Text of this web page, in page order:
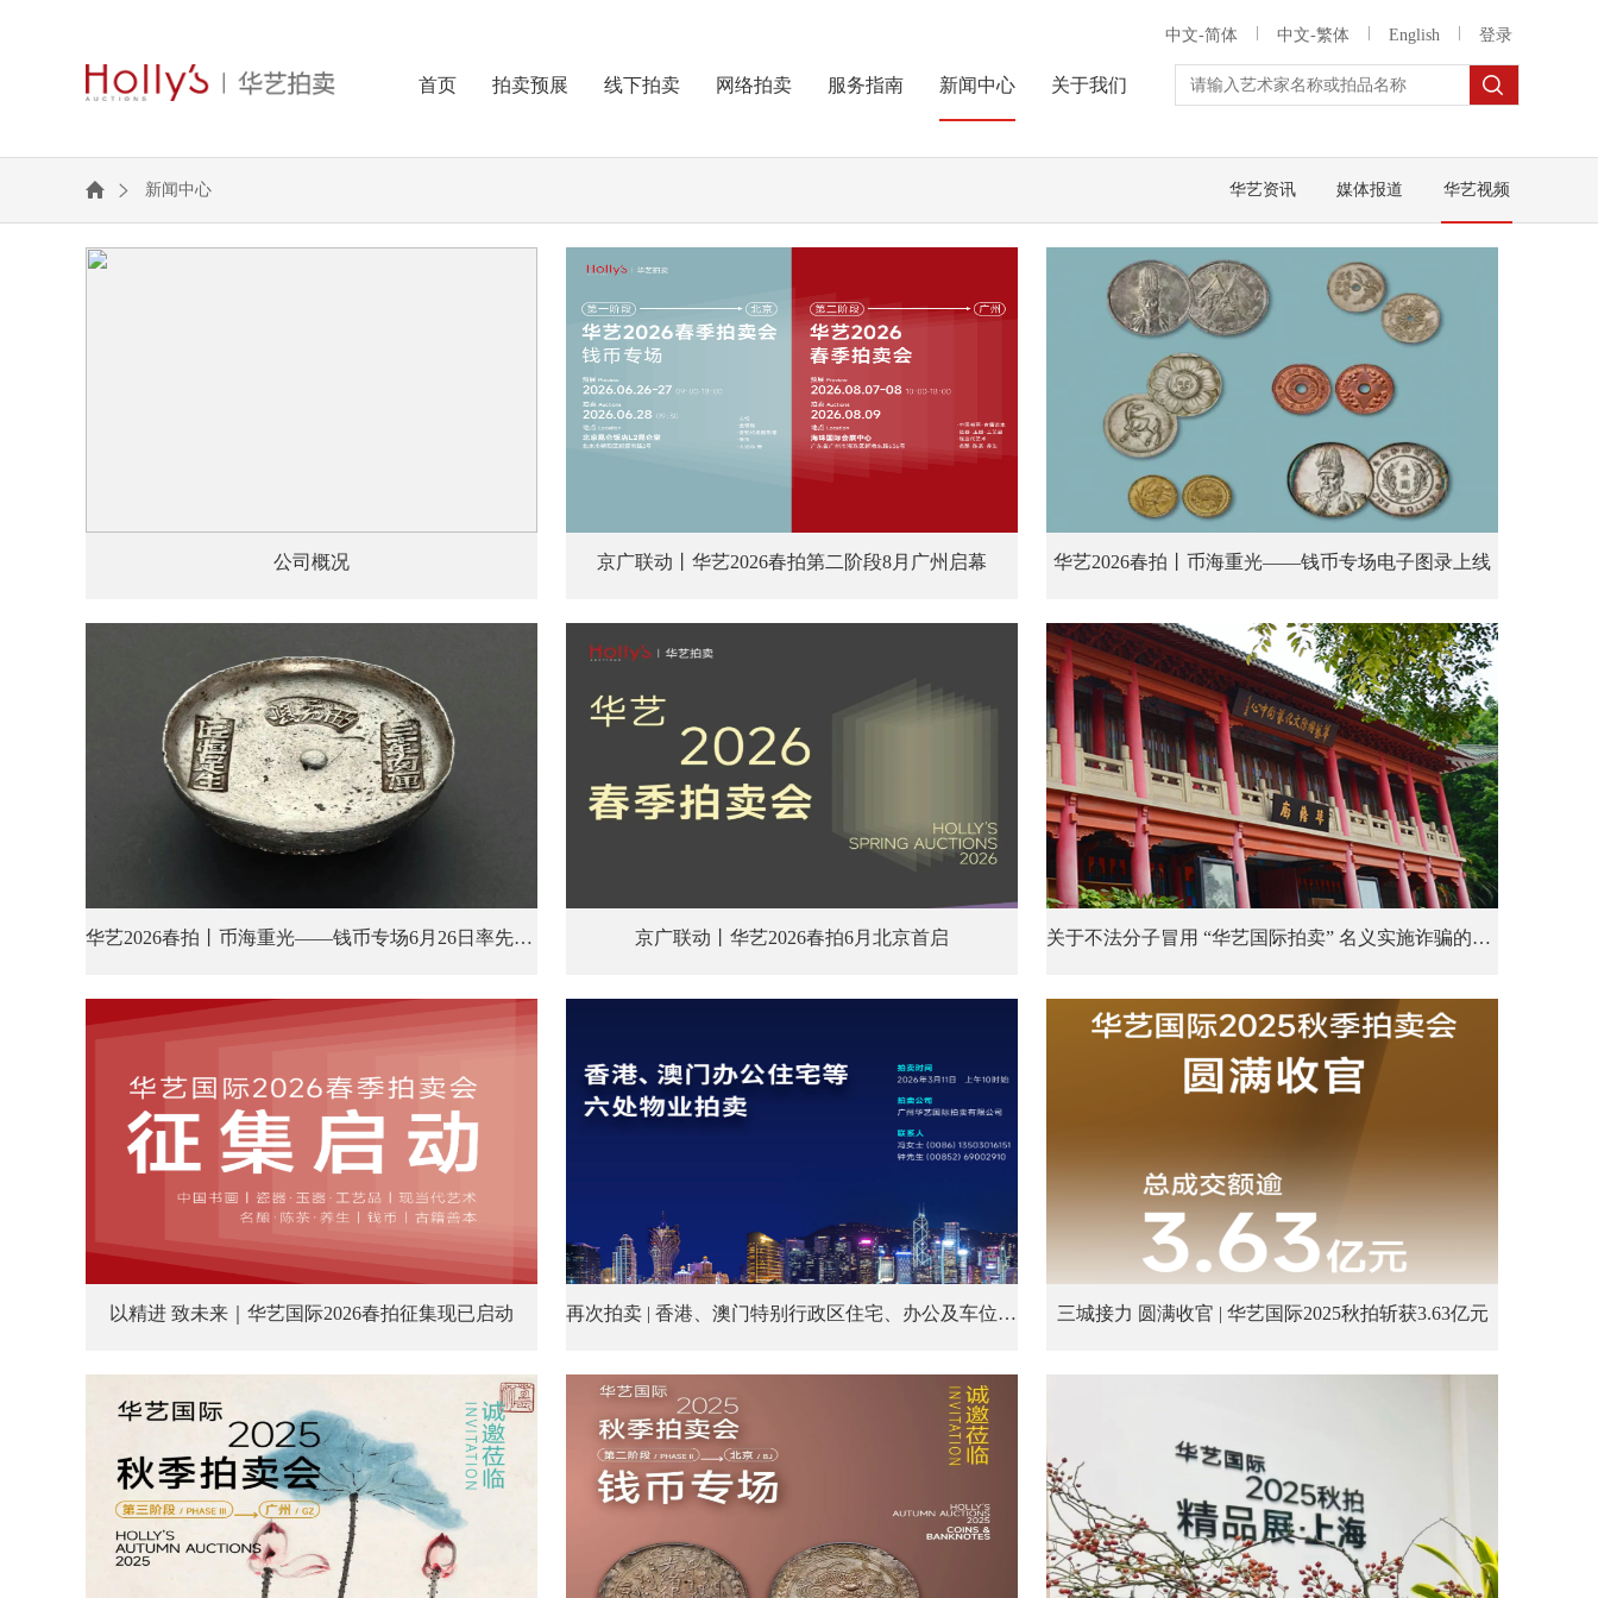
中文-简体 中文-繁体 English 登录
首页 拍卖预展 线下拍卖 网络拍卖 服务指南 新闻中心 关于我们
华艺资讯 媒体报道 华艺视频
新闻中心
公司概况 京广联动丨华艺2026春拍第二阶段8月广州启幕 华艺2026春拍丨币海重光——钱币专场电子图录上线
华艺2026春拍丨币海重光——钱币专场6月26日率先登场 京广联动丨华艺2026春拍6月北京首启 关于不法分子冒用 “华艺国际拍卖” 名义实施诈骗的声明
以精进 致未来｜华艺国际2026春拍征集现已启动 再次拍卖 | 香港、澳门特别行政区住宅、办公及车位等六处物业 三城接力 圆满收官 | 华艺国际2025秋拍斩获3.63亿元